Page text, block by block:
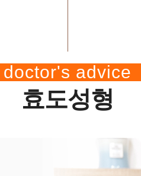
doctor's advice
효도성형